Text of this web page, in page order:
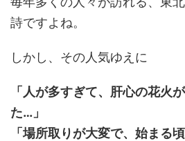
詩ですよね。
しかし、その人気ゆえに
「人が多すぎて、肝心の花火
た…」
「場所取りが大変で、始まる